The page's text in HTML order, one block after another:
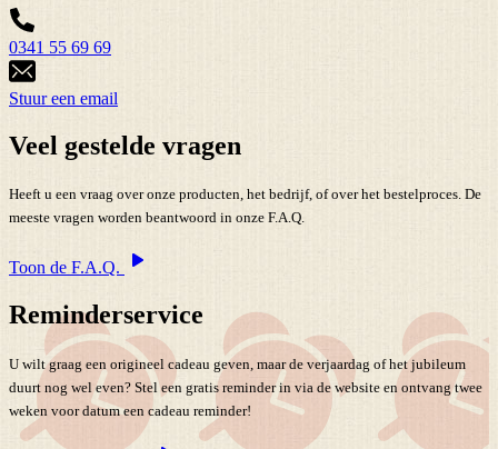
0341 55 69 69
Stuur een email
Veel gestelde vragen
Heeft u een vraag over onze producten, het bedrijf, of over het bestelproces. De
meeste vragen worden beantwoord in onze F.A.Q.
Toon de F.A.Q.
Reminderservice
U wilt graag een origineel cadeau geven, maar de verjaardag of het jubileum
duurt nog wel even? Stel een gratis reminder in via de website en ontvang twee
weken voor datum een cadeau reminder!